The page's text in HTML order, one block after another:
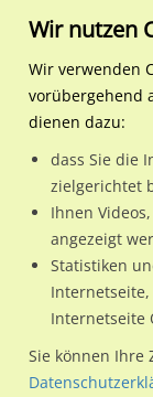
Regionale
16816 /
Nutze günstige
Fehrbelliner Str.
Wir erheben für
aktuelle
Wir nutzen
Wir verwenden
vorübergehend
dienen dazu:
dass Sie die
zielgerichtet
Ihnen
angezeigt
Statistiken
Internetseite
Sie können Ihre